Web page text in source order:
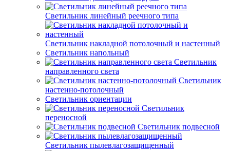
Светильник линейный реечного типа
Светильник накладной потолочный и настенный
Светильник напольный
Светильник
направленного света
Светильник
настенно-потолочный
Светильник ориентации
Светильник
переносной
Светильник подвесной
Светильник пылевлагозащищенный